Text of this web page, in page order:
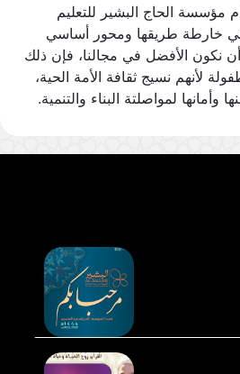
مؤسسة الحاج البشير للتعليم
في خارطة طريقها ومحور أساسي
أن نكون الأفضل في مجالنا، فإن ذلك
لأنهم نسيج ثقافة الأمة الحية،
وأمانها لمواصلتة البناء والتنمية.